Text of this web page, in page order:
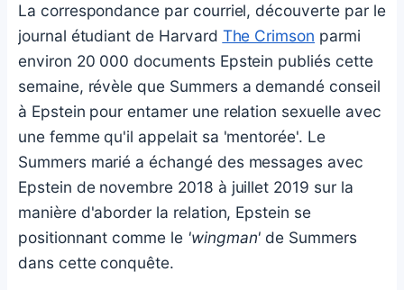
La correspondance par courriel, découverte par le
journal étudiant de Harvard The Crimson parmi
environ 20 000 documents Epstein publiés cette
semaine, révèle que Summers a demandé conseil
à Epstein pour entamer une relation sexuelle avec
une femme qu'il appelait sa 'mentorée'. Le
Summers marié a échangé des messages avec
Epstein de novembre 2018 à juillet 2019 sur la
manière d'aborder la relation, Epstein se
positionnant comme le 'wingman' de Summers
dans cette conquête.